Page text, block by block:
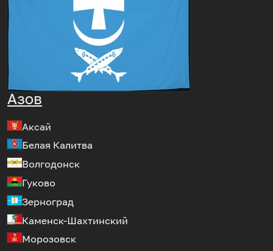
Азов
Аксай
Белая Калитва
Волгодонск
Гуково
Зерноград
Каменск-Шахтинский
Морозовск